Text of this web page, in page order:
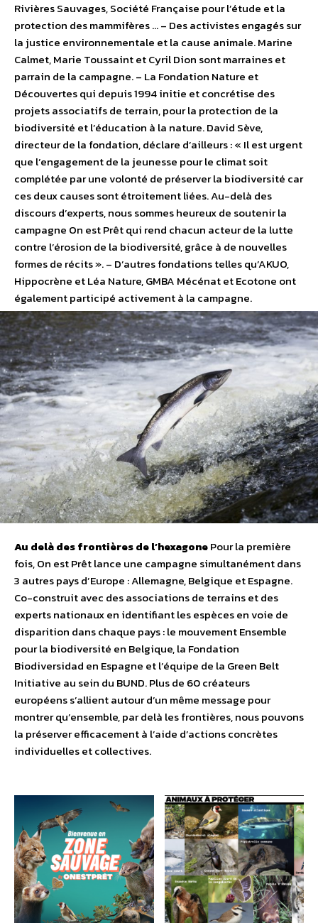
Rivières Sauvages, Société Française pour l’étude et la
protection des mammifères … – Des activistes engagés sur
la justice environnementale et la cause animale. Marine
Calmet, Marie Toussaint et Cyril Dion sont marraines et
parrain de la campagne. – La Fondation Nature et
Découvertes qui depuis 1994 initie et concrétise des
projets associatifs de terrain, pour la protection de la
biodiversité et l’éducation à la nature. David Sève,
directeur de la fondation, déclare d’ailleurs : « Il est urgent
que l’engagement de la jeunesse pour le climat soit
complétée par une volonté de préserver la biodiversité car
ces deux causes sont étroitement liées. Au-delà des
discours d’experts, nous sommes heureux de soutenir la
campagne On est Prêt qui rend chacun acteur de la lutte
contre l’érosion de la biodiversité, grâce à de nouvelles
formes de récits ». – D’autres fondations telles qu’AKUO,
Hippocrène et Léa Nature, GMBA Mécénat et Ecotone ont
également participé activement à la campagne.
Au delà des frontières de l’hexagonePour la première
fois, On est Prêt lance une campagne simultanément dans
3 autres pays d’Europe : Allemagne, Belgique et Espagne.
Co-construit avec des associations de terrains et des
experts nationaux en identifiant les espèces en voie de
disparition dans chaque pays : le mouvement Ensemble
pour la biodiversité en Belgique, la Fondation
Biodiversidad en Espagne et l’équipe de la Green Belt
Initiative au sein du BUND. Plus de 60 créateurs
européens s’allient autour d’un même message pour
montrer qu’ensemble, par delà les frontières, nous pouvons
la préserver efficacement à l’aide d’actions concrètes
individuelles et collectives.